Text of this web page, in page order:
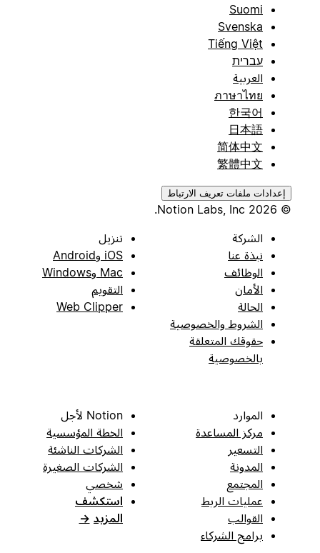
Suomi
Svenska
Tiếng Việt
עברית
العربية
ภาษาไทย
한국어
日本語
简体中文
繁體中文
إعدادات ملفات تعريف الارتباط
الشركة
نبذة عنا
الوظائف
الأمان
الحالة
الشروط والخصوصية
حقوقك المتعلقة
بالخصوصية
تنزيل
iOS وAndroid
Mac وWindows
التقويم
Web Clipper
الموارد
مركز المساعدة
التسعير
المدونة
المجتمع
عمليات الربط
القوالب
برامج الشركاء
Notion لأجل
الخطة المؤسسية
الشركات الناشئة
الشركات الصغيرة
شخصي
استكشف
المزيد →